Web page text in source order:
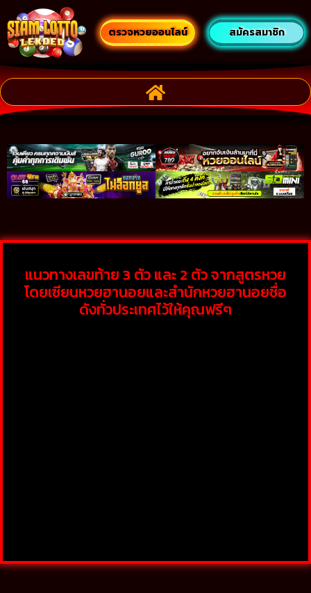
ตรวจหวยออนไลน์ สมัครสมาชิก
แนวทางเลขท้าย 3 ตัว และ 2 ตัว จากสูตรหวย
โดยเซียนหวยฮานอยและสำนักหวยฮานอยชื่อ
ดังทั่วประเทศไว้ให้คุณฟรีๆ